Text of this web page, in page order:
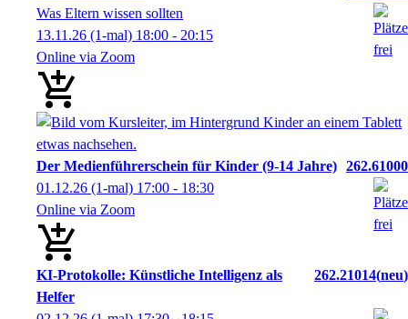
Was Eltern wissen sollten
13.11.26 (1-mal) 18:00 - 20:15
Online via Zoom
Der Medienführerschein für Kinder (9-14 Jahre) 262.61000
01.12.26 (1-mal) 17:00 - 18:30
Online via Zoom
KI-Protokolle: Künstliche Intelligenz als
Helfer
262.21014 neu